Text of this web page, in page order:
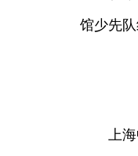
馆少先
上海中